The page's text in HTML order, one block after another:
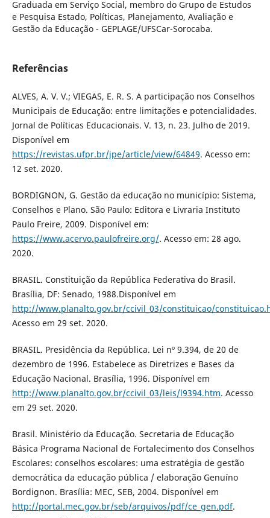
Graduada em Serviço Social, membro do Grupo de Estudos
e Pesquisa Estado, Políticas, Planejamento, Avaliação e
Gestão da Educação - GEPLAGE/UFSCar-Sorocaba.
Referências
ALVES, A. V. V.; VIEGAS, E. R. S. A participação nos Conselhos
Municipais de Educação: entre limitações e potencialidades.
Jornal de Políticas Educacionais. V. 13, n. 23. Julho de 2019.
Disponível em
https://revistas.ufpr.br/jpe/article/view/64849. Acesso em:
12 set. 2020.
BORDIGNON, G. Gestão da educação no município: Sistema,
Conselhos e Plano. São Paulo: Editora e Livraria Instituto
Paulo Freire, 2009. Disponível em:
https://www.acervo.paulofreire.org/. Acesso em: 28 ago.
2020.
BRASIL. Constituição da República Federativa do Brasil.
Brasília, DF: Senado, 1988.Disponível em
http://www.planalto.gov.br/ccivil_03/constituicao/
Acesso em 29 set. 2020.
BRASIL. Presidência da República. Lei nº 9.394, de 20 de
dezembro de 1996. Estabelece as Diretrizes e Bases da
Educação Nacional. Brasília, 1996. Disponível em
http://www.planalto.gov.br/ccivil_03/leis/l9394.htm. Acesso
em 29 set. 2020.
Brasil. Ministério da Educação. Secretaria de Educação
Básica Programa Nacional de Fortalecimento dos Conselhos
Escolares: conselhos escolares: uma estratégia de gestão
democrática da educação pública / elaboração Genuíno
Bordignon. Brasília: MEC, SEB, 2004. Disponível em
http://portal.mec.gov.br/seb/arquivos/pdf/ce_gen.pdf.